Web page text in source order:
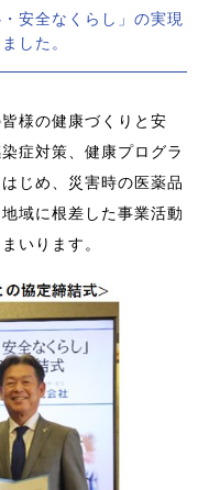
安全なくらし」の実現
した。
様の健康づくりと安
症対策、健康プログラ
じめ、災害時の医薬品
域に根差した事業活動
いります。